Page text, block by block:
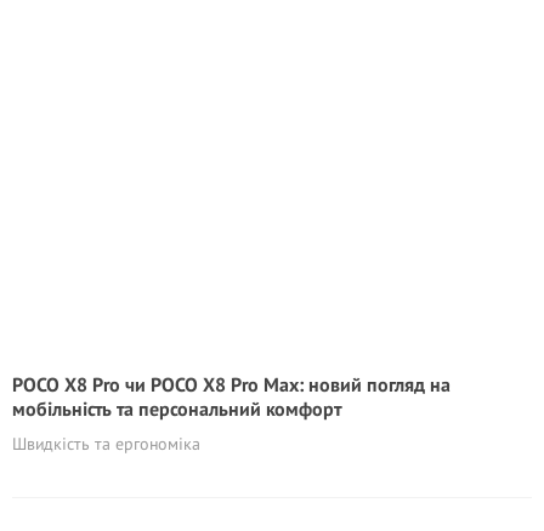
POCO X8 Pro чи POCO X8 Pro Max: новий погляд на
мобільність та персональний комфорт
Швидкість та ергономіка